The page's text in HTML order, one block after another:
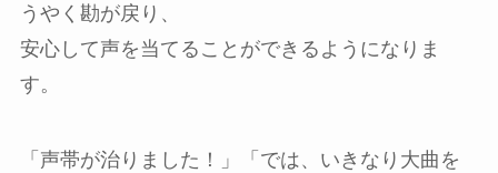
うやく勘が戻り、
安心して声を当てることができるようになりま
す。
「声帯が治りました！」「では、いきなり大曲を